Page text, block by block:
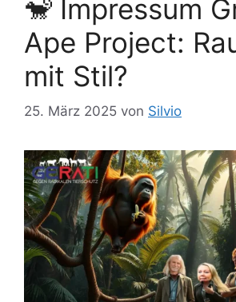
e
r
🐒 Impressum
Ape Project:
mit Stil?
25. März 2025 von Silvio